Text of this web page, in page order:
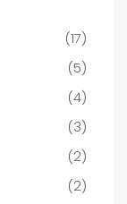
(17)
(5)
(4)
(3)
(2)
(2)